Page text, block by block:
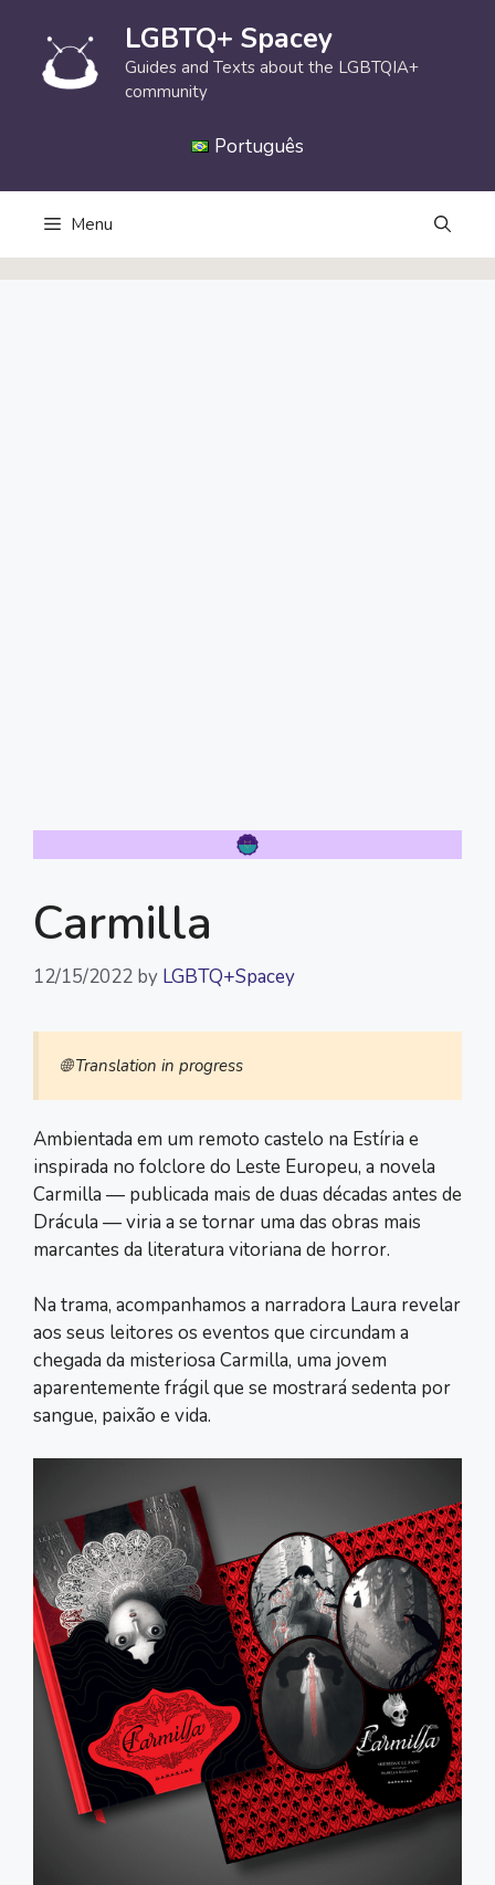
content
LGBTQ+ Spacey
Guides and Texts about the LGBTQIA+
community
Português
Menu
Carmilla
12/15/2022 by LGBTQ+Spacey
🌐 Translation in progress
Ambientada em um remoto castelo na Estíria e
inspirada no folclore do Leste Europeu, a novela
Carmilla — publicada mais de duas décadas antes de
Drácula — viria a se tornar uma das obras mais
marcantes da literatura vitoriana de horror.
Na trama, acompanhamos a narradora Laura revelar
aos seus leitores os eventos que circundam a
chegada da misteriosa Carmilla, uma jovem
aparentemente frágil que se mostrará sedenta por
sangue, paixão e vida.